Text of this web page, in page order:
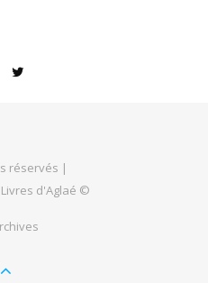
réservés |
Livres d'Aglaé ©